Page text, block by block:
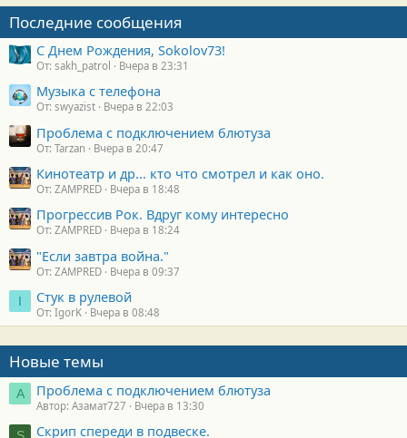
Последние сообщения
С Днем Рождения, Sokolov73!
От: sakh_patrol Вчера в 23:31
Музыка с телефона
От: swyazist Вчера в 22:03
Проблема с подключением блютуза
От: Tarzan Вчера в 20:47
Кинотеатр и др... кто что смотрел и как оно.
От: ZAMPRED Вчера в 18:48
Прогрессив Рок. Вдруг кому интересно
От: ZAMPRED Вчера в 18:24
"Если завтра война."
От: ZAMPRED Вчера в 09:37
I Стук в рулевой
От: IgorK Вчера в 08:48
Новые темы
А Проблема с подключением блютуза
Автор: Азамат727 Вчера в 13:30
S Скрип спереди в подвеске.